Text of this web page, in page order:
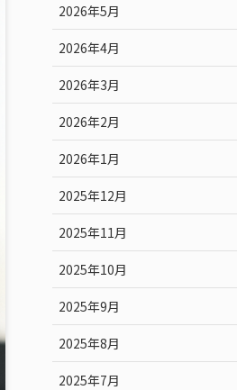
2026年5月
2026年4月
2026年3月
2026年2月
2026年1月
2025年12月
2025年11月
2025年10月
2025年9月
2025年8月
2025年7月